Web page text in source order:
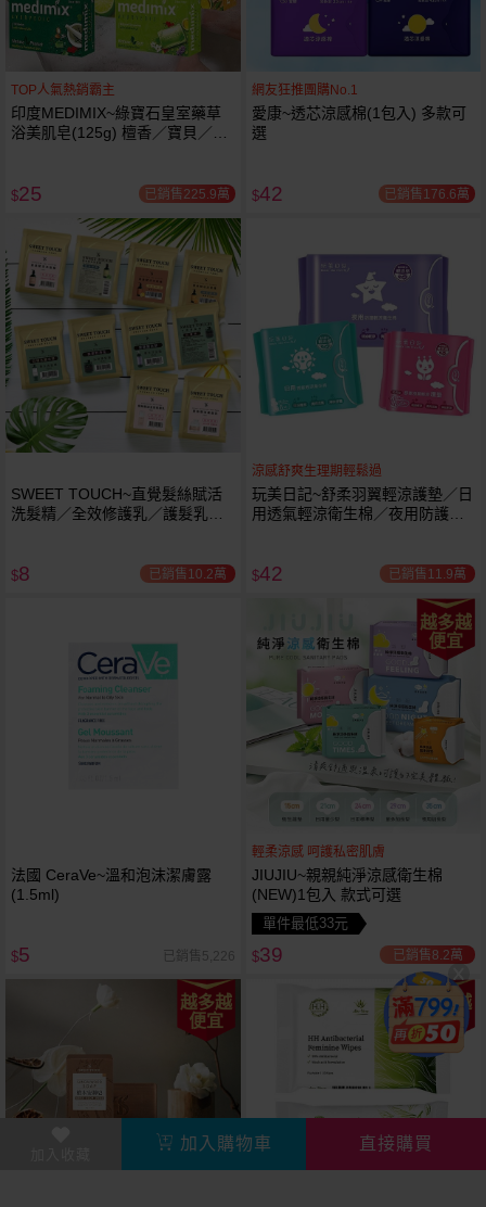
加入購物車 直接購買
TOP人氣熱銷霸主
印度MEDIMIX~綠寶石皇室藥草
浴美肌皂(125g) 檀香／寶貝／草
$25 已銷售225.9萬
網友狂推團購No.1
愛康~透芯涼感棉(1包入) 多款可
選
$42 已銷售176.6萬
SWEET TOUCH~直覺髮絲賦活
洗髮精／全效修護乳／護髮乳／
$8 已銷售10.2萬
涼感舒爽生理期輕鬆過
玩美日記~舒柔羽翼輕涼護墊／日
用透氣輕涼衛生棉／夜用防護輕
$42 已銷售11.9萬
法國 CeraVe~溫和泡沫潔膚露
(1.5ml)
$5 已銷售5,226
越多越
便宜
輕柔涼感 呵護私密肌膚
JIUJIU~親親純淨涼感衛生棉
(NEW)1包入 款式可選
單件最低33元
$39 已銷售8.2萬
越多越
便宜
越多越
便宜